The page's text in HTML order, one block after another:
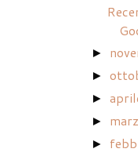
►
►
►
►
►